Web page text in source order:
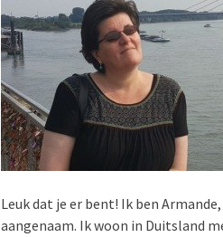
Leuk dat je er bent! Ik ben
aangenaam. Ik woon in Duitsland